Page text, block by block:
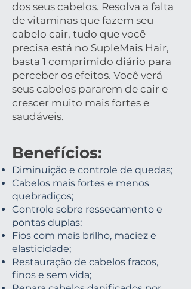
dos seus cabelos. Resolva a falta
de vitaminas que fazem seu
cabelo cair, tudo que você
precisa está no SupleMais Hair,
basta 1 comprimido diário para
perceber os efeitos. Você verá
seus cabelos pararem de cair e
crescer muito mais fortes e
saudáveis.
Benefícios:
Diminuição e controle de quedas;
Cabelos mais fortes e menos
quebradiços;
Controle sobre ressecamento e
pontas duplas;
Fios com mais brilho, maciez e
elasticidade;
Restauração de cabelos fracos,
finos e sem vida;